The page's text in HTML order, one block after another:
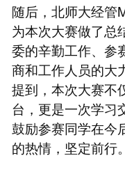
随后，北师大经管
为本次大赛做了总
委的辛勤工作、参
商和工作人员的大
提到，本次大赛不
台，更是一次学习
鼓励参赛同学在今
的热情，坚定前行。